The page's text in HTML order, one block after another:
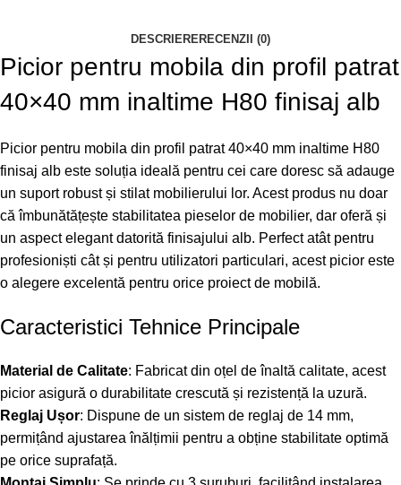
DESCRIERERECENZII (0)
Picior pentru mobila din profil patrat
40×40 mm inaltime H80 finisaj alb
Picior pentru mobila din profil patrat 40×40 mm inaltime H80
finisaj alb este soluția ideală pentru cei care doresc să adauge
un suport robust și stilat mobilierului lor. Acest produs nu doar
că îmbunătățește stabilitatea pieselor de mobilier, dar oferă și
un aspect elegant datorită finisajului alb. Perfect atât pentru
profesioniști cât și pentru utilizatori particulari, acest picior este
o alegere excelentă pentru orice proiect de mobilă.
Caracteristici Tehnice Principale
Material de Calitate: Fabricat din oțel de înaltă calitate, acest
picior asigură o durabilitate crescută și rezistență la uzură.
Reglaj Ușor: Dispune de un sistem de reglaj de 14 mm,
permițând ajustarea înălțimii pentru a obține stabilitate optimă
pe orice suprafață.